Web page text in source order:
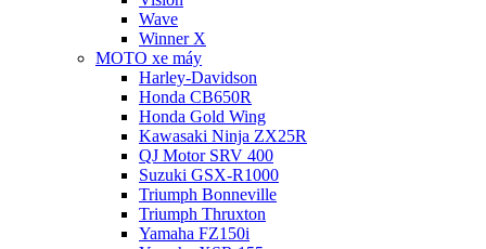
Wave
Winner X
MOTO xe máy
Harley-Davidson
Honda CB650R
Honda Gold Wing
Kawasaki Ninja ZX25R
QJ Motor SRV 400
Suzuki GSX-R1000
Triumph Bonneville
Triumph Thruxton
Yamaha FZ150i